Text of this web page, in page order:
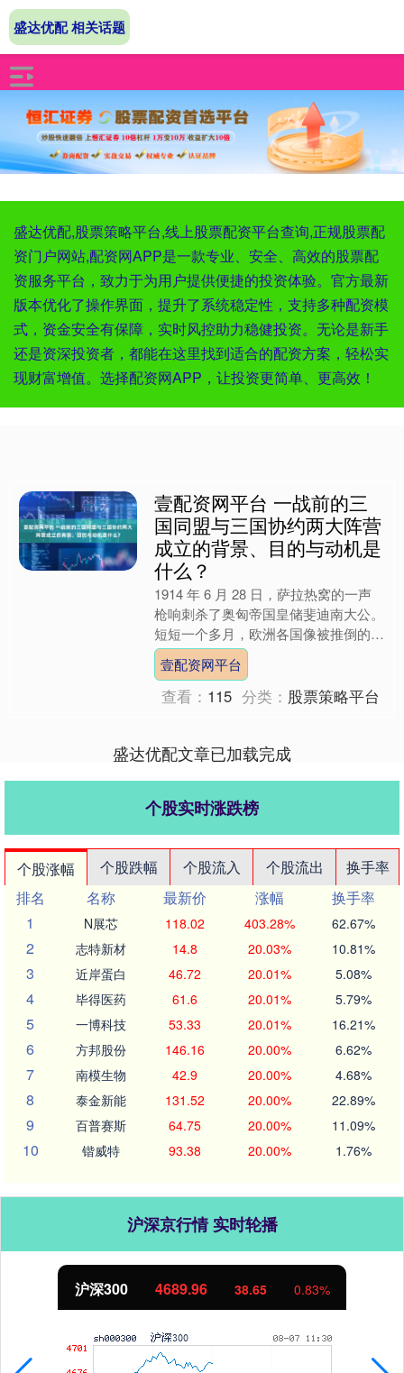
盛达优配,股票策略平台,线上股票配资平台查询,正规股票配
资门户网站,配资网APP是一款专业、安全、高效的股票配
资服务平台，致力于为用户提供便捷的投资体验。官方最新
版本优化了操作界面，提升了系统稳定性，支持多种配资模
式，资金安全有保障，实时风控助力稳健投资。无论是新手
还是资深投资者，都能在这里找到适合的配资方案，轻松实
现财富增值。选择配资网APP，让投资更简单、更高效！
盛达优配 相关话题
壹配资网平台 一战前的三
国同盟与三国协约两大阵营
成立的背景、目的与动机是
什么？
1914 年 6 月 28 日，萨拉热窝的一声
枪响刺杀了奥匈帝国皇储斐迪南大公。
短短一个多月，欧洲各国像被推倒的多
米诺骨牌般相继宣战。暗杀只是火星，
真正引爆灾难....
壹配资网平台
查看： 115 分类： 股票策略平台
盛达优配文章已加载完成
个股实时涨跌榜
个股涨幅 个股跌幅 个股流入 个股流出
换手率
排名
名称 最新价 涨幅
换手率
1
N展芯 118.02 403.28% 62.67%
2 志特新材 14.8 20.03% 10.81%
3 近岸蛋白 46.72 20.01% 5.08%
4 毕得医药 61.6 20.01% 5.79%
5 一博科技 53.33 20.01% 16.21%
6 方邦股份 146.16 20.00% 6.62%
7 南模生物 42.9 20.00% 4.68%
8 泰金新能 131.52 20.00% 22.89%
9 百普赛斯 64.75 20.00% 11.09%
10 锴威特 93.38 20.00% 1.76%
沪深京行情 实时轮播
北证50 1129.72 6.84 0.61%